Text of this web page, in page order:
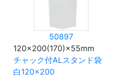
50897
120×200(170)×55mm
チャック付ALスタンド袋
白120×200